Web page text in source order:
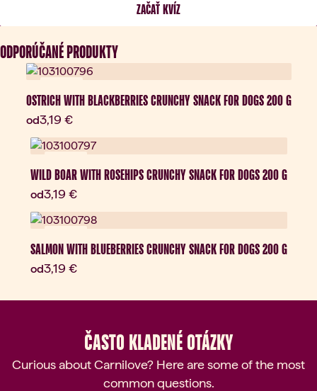
ZAČAŤ KVÍZ
ODPORÚČANÉ PRODUKTY
OSTRICH WITH BLACKBERRIES CRUNCHY SNACK FOR DOGS 200 G
odAktuálna cena:
3,19 €
WILD BOAR WITH ROSEHIPS CRUNCHY SNACK FOR DOGS 200 G
odAktuálna cena:
3,19 €
SALMON WITH BLUEBERRIES CRUNCHY SNACK FOR DOGS 200 G
odAktuálna cena:
3,19 €
ČASTO KLADENÉ OTÁZKY
Curious about Carnilove? Here are some of the most
common questions.